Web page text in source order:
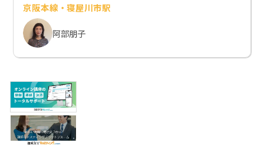
京阪本線・寝屋川市駅
阿部朋子